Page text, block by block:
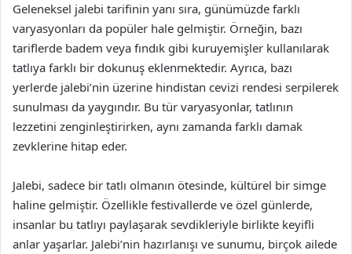
Geleneksel jalebi tarifinin yanı sıra, günümüzde farklı
varyasyonları da popüler hale gelmiştir. Örneğin, bazı
tariflerde badem veya fındık gibi kuruyemişler kullanılarak
tatlıya farklı bir dokunuş eklenmektedir. Ayrıca, bazı
yerlerde jalebi’nin üzerine hindistan cevizi rendesi serpilerek
sunulması da yaygındır. Bu tür varyasyonlar, tatlının
lezzetini zenginleştirirken, aynı zamanda farklı damak
zevklerine hitap eder.
Jalebi, sadece bir tatlı olmanın ötesinde, kültürel bir simge
haline gelmiştir. Özellikle festivallerde ve özel günlerde,
insanlar bu tatlıyı paylaşarak sevdikleriyle birlikte keyifli
anlar yaşarlar. Jalebi’nin hazırlanışı ve sunumu, birçok ailede